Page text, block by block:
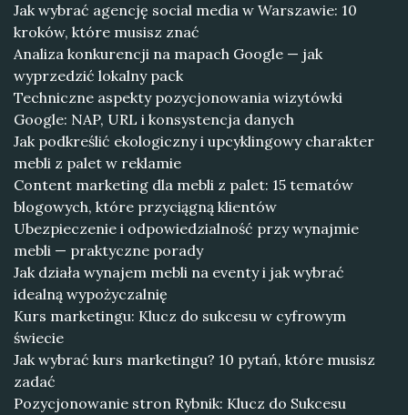
Jak wybrać agencję social media w Warszawie: 10
kroków, które musisz znać
Analiza konkurencji na mapach Google — jak
wyprzedzić lokalny pack
Techniczne aspekty pozycjonowania wizytówki
Google: NAP, URL i konsystencja danych
Jak podkreślić ekologiczny i upcyklingowy charakter
mebli z palet w reklamie
Content marketing dla mebli z palet: 15 tematów
blogowych, które przyciągną klientów
Ubezpieczenie i odpowiedzialność przy wynajmie
mebli — praktyczne porady
Jak działa wynajem mebli na eventy i jak wybrać
idealną wypożyczalnię
Kurs marketingu: Klucz do sukcesu w cyfrowym
świecie
Jak wybrać kurs marketingu? 10 pytań, które musisz
zadać
Pozycjonowanie stron Rybnik: Klucz do Sukcesu